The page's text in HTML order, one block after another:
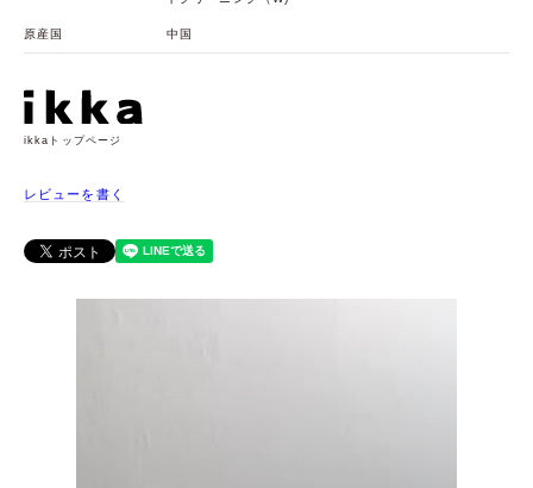
原産国 中国
ikkaトップページ
レビューを書く